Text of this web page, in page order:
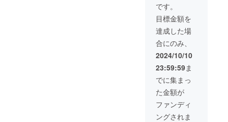
よりご
記入下
さい。
※記入が
無い場
合、M
サイズ
をお届
けさせ
ていた
だきま
す。
です。
目標金額を
達成した場
合にのみ、
2024/10/10
23:59:59ま
でに集まっ
た金額が
ファンディ
ングされま